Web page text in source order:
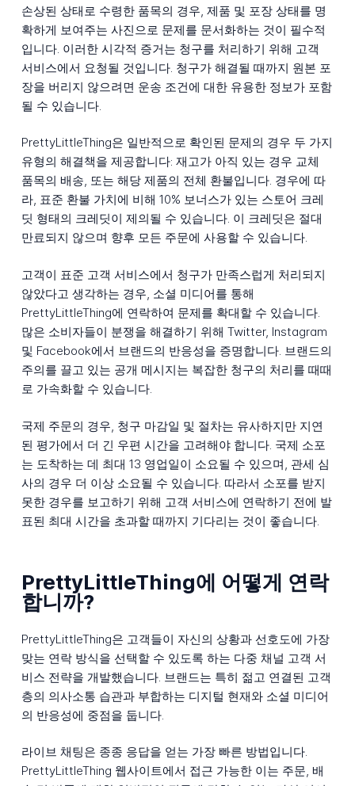
손상된 상태로 수령한 품목의 경우, 제품 및 포장 상태를 명
확하게 보여주는 사진으로 문제를 문서화하는 것이 필수적
입니다. 이러한 시각적 증거는 청구를 처리하기 위해 고객
서비스에서 요청될 것입니다. 청구가 해결될 때까지 원본 포
장을 버리지 않으려면 운송 조건에 대한 유용한 정보가 포함
될 수 있습니다.
PrettyLittleThing은 일반적으로 확인된 문제의 경우 두 가지
유형의 해결책을 제공합니다: 재고가 아직 있는 경우 교체
품목의 배송, 또는 해당 제품의 전체 환불입니다. 경우에 따
라, 표준 환불 가치에 비해 10% 보너스가 있는 스토어 크레
딧 형태의 크레딧이 제의될 수 있습니다. 이 크레딧은 절대
만료되지 않으며 향후 모든 주문에 사용할 수 있습니다.
고객이 표준 고객 서비스에서 청구가 만족스럽게 처리되지
않았다고 생각하는 경우, 소셜 미디어를 통해
PrettyLittleThing에 연락하여 문제를 확대할 수 있습니다.
많은 소비자들이 분쟁을 해결하기 위해 Twitter, Instagram
및 Facebook에서 브랜드의 반응성을 증명합니다. 브랜드의
주의를 끌고 있는 공개 메시지는 복잡한 청구의 처리를 때때
로 가속화할 수 있습니다.
국제 주문의 경우, 청구 마감일 및 절차는 유사하지만 지연
된 평가에서 더 긴 우편 시간을 고려해야 합니다. 국제 소포
는 도착하는 데 최대 13 영업일이 소요될 수 있으며, 관세 심
사의 경우 더 이상 소요될 수 있습니다. 따라서 소포를 받지
못한 경우를 보고하기 위해 고객 서비스에 연락하기 전에 발
표된 최대 시간을 초과할 때까지 기다리는 것이 좋습니다.
PrettyLittleThing에 어떻게 연락
합니까?
PrettyLittleThing은 고객들이 자신의 상황과 선호도에 가장
맞는 연락 방식을 선택할 수 있도록 하는 다중 채널 고객 서
비스 전략을 개발했습니다. 브랜드는 특히 젊고 연결된 고객
층의 의사소통 습관과 부합하는 디지털 현재와 소셜 미디어
의 반응성에 중점을 둡니다.
라이브 채팅은 종종 응답을 얻는 가장 빠른 방법입니다.
PrettyLittleThing 웹사이트에서 접근 가능한 이는 주문, 배